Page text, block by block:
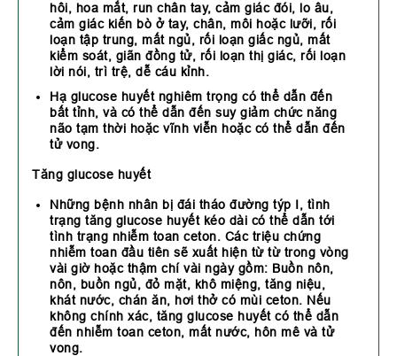
hôi, hoa mắt, run chân tay, cảm giác đói, lo âu,
cảm giác kiến bò ở tay, chân, môi hoặc lưỡi, rối
loạn tập trung, mất ngủ, rối loạn giấc ngủ, mất
kiểm soát, giãn đồng tử, rối loạn thị giác, rối loạn
lời nói, trì trệ, dễ cáu kỉnh.
Hạ glucose huyết nghiêm trọng có thể dẫn đến
bất tỉnh, và có thể dẫn đến suy giảm chức năng
não tạm thời hoặc vĩnh viễn hoặc có thể dẫn đến
tử vong.
Tăng glucose huyết
Những bệnh nhân bị đái tháo đường týp I, tình
trạng tăng glucose huyết kéo dài có thể dẫn tới
tình trạng nhiễm toan ceton. Các triệu chứng
nhiễm toan đầu tiên sẽ xuất hiện từ từ trong vòng
vài giờ hoặc thậm chí vài ngày gồm: Buồn nôn,
nôn, buồn ngủ, đỏ mặt, khô miệng, tăng niệu,
khát nước, chán ăn, hơi thở có mùi ceton. Nếu
không chính xác, tăng glucose huyết có thể dẫn
đến nhiễm toan ceton, mất nước, hôn mê và tử
vong.